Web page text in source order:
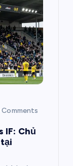
Comments
IF: Chủ